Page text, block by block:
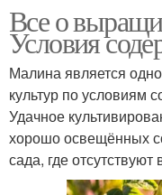
Все о
Условия
Малина является
культур по условиям
Удачное
хорошо освещённых
сада, где отсутствуют